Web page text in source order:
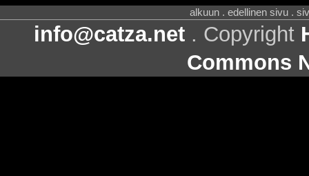
alkuun . edellinen sivu .
info@catza.net . Copyright
Commons